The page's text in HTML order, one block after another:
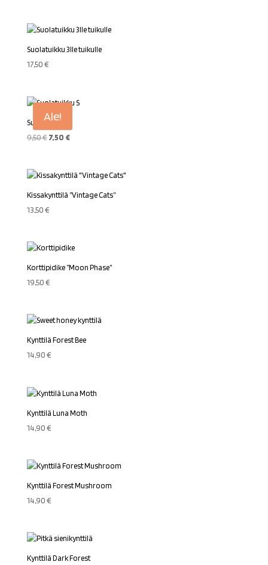
Suolatuikku 3lle tuikulle
17,50€
Ale!
Suolatuikku S
9,50€ Alkuperäinen
9,50 €.
7,50 €Nykyinen
7,50 €.
Kissakynttilä ”Vintage Cats”
13,50€
Korttipidike ”Moon Phase”
19,50€
Kynttilä Forest Bee
14,90€
Kynttilä Luna Moth
14,90€
Kynttilä Forest Mushroom
14,90€
Kynttilä Dark Forest